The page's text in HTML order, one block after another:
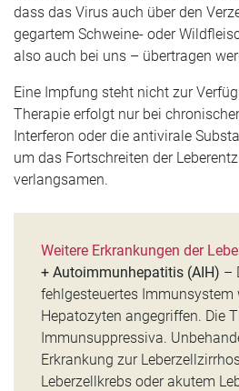
dass das Virus auch über den
gegartem Schweine- oder
also auch bei uns – übertragen
Eine Impfung steht nicht zur
Therapie erfolgt nur bei
Interferon oder die antivirale
um das Fortschreiten der
verlangsamen.
Weitere Erkrankungen der
+ Autoimmunhepatitis (AIH) –
fehlgesteuertes Immunsystem
Hepatozyten angegriffen. Die
Immunsuppressiva.
Erkrankung zur
Leberzellkrebs oder akutem